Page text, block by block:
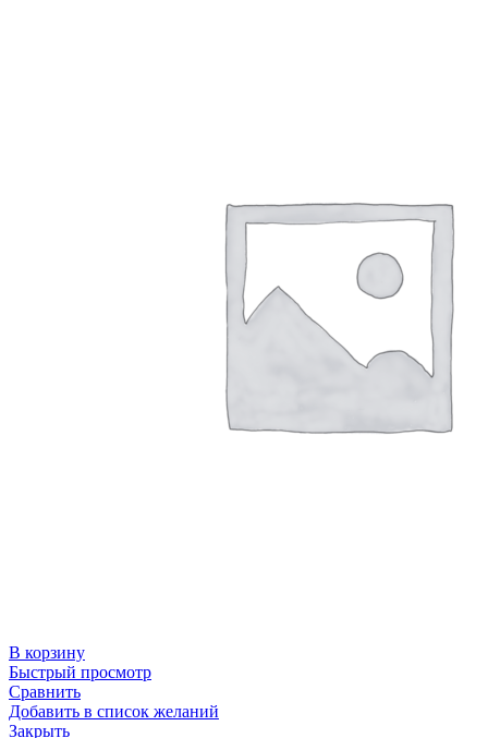
В корзину
Быстрый просмотр
Сравнить
Добавить в список желаний
Закрыть